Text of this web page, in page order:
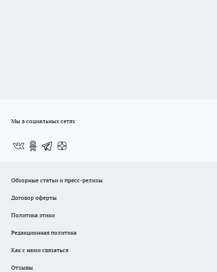
Мы в социальных сетях
Обзорные статьи и пресс-релизы
Договор оферты
Политика этики
Редакционная политика
Как с нами связаться
Отзывы